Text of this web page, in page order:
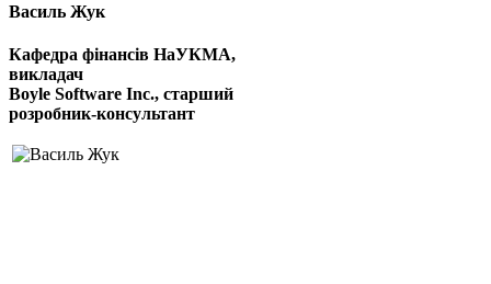
Василь Жук
Кафедра фінансів НаУКМА,
викладач
Boyle Software Inc., старший
розробник-консультант